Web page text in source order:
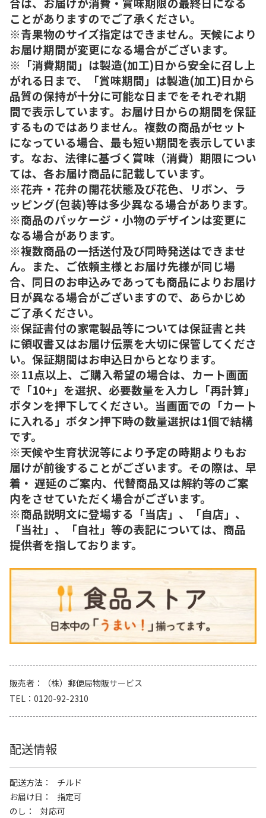
ことがありますのでご了承ください。
※青果物のサイズ指定はできません。天候により
お届け期間が変更になる場合がございます。
※「消費期間」は製造(加工)日から安全に召し上
がれる日まで、「賞味期間」は製造(加工)日から
品質の保持が十分に可能な日までをそれぞれ期
間で表示しています。お届け日からの期間を保証
するものではありません。複数の商品がセット
になっている場合、最も短い期間を表示していま
す。なお、法律に基づく賞味（消費）期限につい
ては、各お届け商品に記載しています。
※花卉・花弁の開花状態及び花色、リボン、ラ
ッピング(包装)等は多少異なる場合があります。
※商品のパッケージ・小物のデザインは変更に
なる場合があります。
※複数商品の一括送付及び同時発送はできませ
ん。また、ご依頼主様とお届け先様が同じ場
合、同日のお申込みであっても商品によりお届け
日が異なる場合がございますので、あらかじめ
ご了承ください。
※保証書付の家電製品等については保証書と共
に領収書又はお届け伝票を大切に保管してくださ
い。保証期間はお申込日からとなります。
※11点以上、ご購入希望の場合は、カート画面
で「10+」を選択、必要数量を入力し「再計算」
ボタンを押下してください。当画面での「カート
に入れる」ボタン押下時の数量選択は1個で結構
です。
※天候や生育状況等により予定の時期よりもお
届けが前後することがございます。その際は、早
着・ 遅延のご案内、代替商品又は解約等のご案
内をさせていただく場合がございます。
※商品説明文に登場する「当店」、「自店」、
「当社」、「自社」等の表記については、商品
提供者を指しております。
販売者
（株）郵便局物販サービス
TEL
0120-92-2310
配送情報
配送方法
チルド
お届け日
指定可
のし
対応可